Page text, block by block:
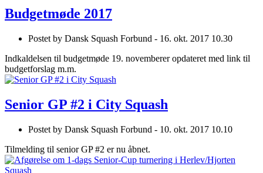
Budgetmøde 2017
Postet by Dansk Squash Forbund - 16. okt. 2017 10.30
Indkaldelsen til budgetmøde 19. novemberer opdateret med link til
budgetforslag m.m.
Senior GP #2 i City Squash
Postet by Dansk Squash Forbund - 10. okt. 2017 10.10
Tilmelding til senior GP #2 er nu åbnet.